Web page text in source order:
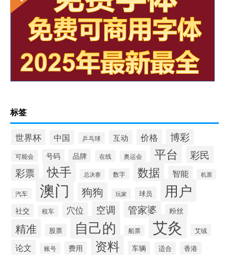
标签
世界杯 中国 乒乓球 互动 价格 博彩
可能会 号码 品牌 在线 奥运会 平台 彩民
彩票 快手 总决赛 数字 数据 智能 机票
汽车 澳门 狗狗 玩家 球员 用户
社交 租车 穴位 空调 管家婆 粉丝
精准 股票 自己的 船票 艾灸 艾绒
论文 账号 费用 资料 车辆 适合 香港